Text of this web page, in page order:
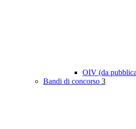
OIV (da
Bandi di concorso 3